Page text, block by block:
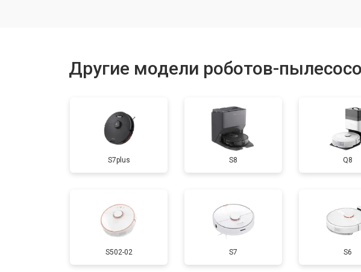
Другие модели роботов-
S7plus S8 Q8
S502-02 S7 S6